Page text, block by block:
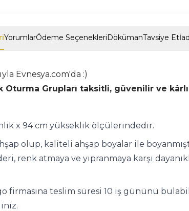
YorumlarÖdeme SeçenekleriDökümanTavsiye Et
Evnesya.com'da :)
Grupları taksitli, güvenilir ve
x 94 cm yükseklik ölçülerindedir.
olup, kaliteli ahşap boyalar ile
renk atmaya ve yıpranmaya karşı
firmasına teslim süresi 10 iş gününü